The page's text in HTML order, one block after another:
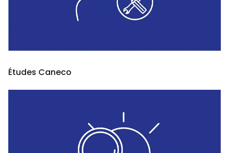
Études Caneco